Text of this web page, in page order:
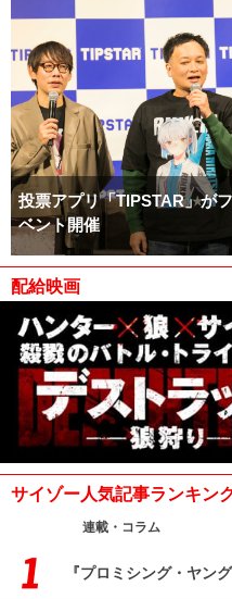
投票アプリ「TIPSTAR」が
ベント開催
配給映画
サイゾー人気記事ランキン
連載・コラム
『プロミシング・ヤン